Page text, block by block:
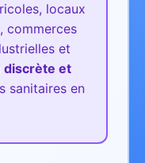
locaux
commerces
et
discrète et
sanitaires en